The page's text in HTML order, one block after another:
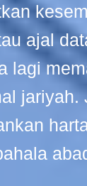
ajal
lagi
jariyah.